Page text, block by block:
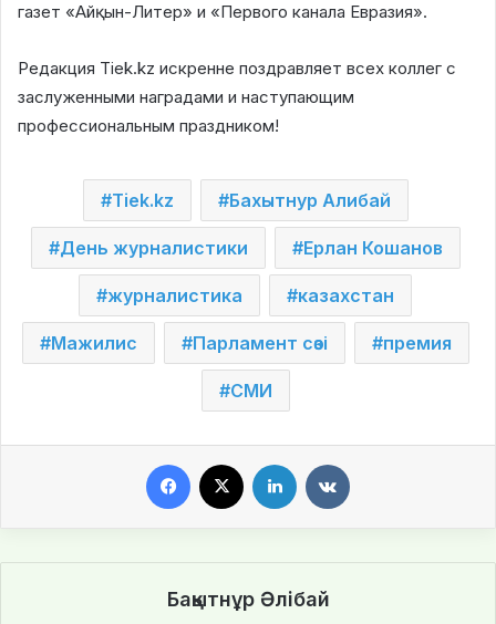
газет «Айқын-Литер» и «Первого канала Евразия».
Редакция Tiek.kz искренне поздравляет всех коллег с
заслуженными наградами и наступающим
профессиональным праздником!
Tiek.kz Бахытнур Алибай
День журналистики Ерлан Кошанов
журналистика казахстан
Мажилис Парламент сөзі премия
СМИ
Бақытнұр Әлібай